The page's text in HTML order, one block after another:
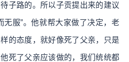
子路的。所以子贡提出来的建议
无服”。他就帮大家做了决定，老
的态度，就好像死了父亲，只是
死了父亲应该做的，我们统统都